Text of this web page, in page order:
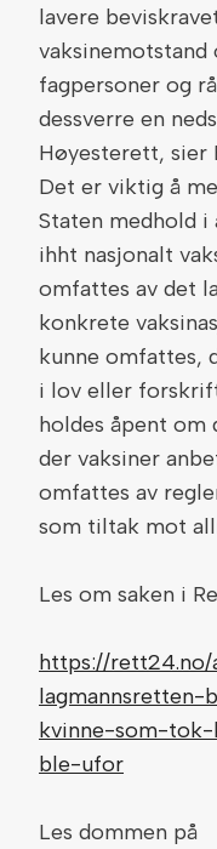
lavere
fagpersoner og
dessverre en
Høyesterett, sier
Det er viktig å
Staten medhold
ihht nasjonalt
omfattes av det
konkrete
kunne omfattes,
i lov eller
holdes åpent om
der vaksiner
omfattes av
som tiltak mot
Les om saken i
https://
kvinne-som-tok-
ble-ufor
Les dommen på